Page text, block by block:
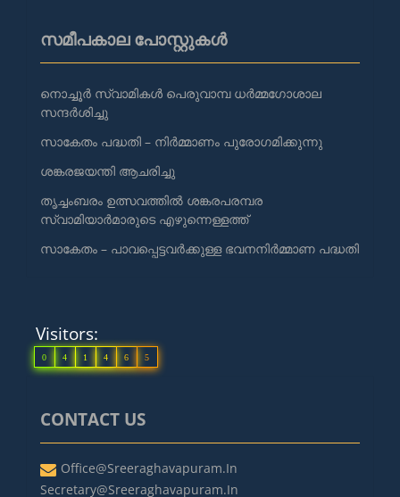
സമീപകാല പോസ്റ്റുകൾ
നൊച്ചൂർ സ്വാമികൾ പെരുവാമ്പ ധർമ്മഗോശാല
സന്ദർശിച്ചു
സാകേതം പദ്ധതി – നിർമ്മാണം പുരോഗമിക്കുന്നു
ശങ്കരജയന്തി ആചരിച്ചു
തൃച്ചംബരം ഉത്സവത്തിൽ ശങ്കരപരമ്പര
സ്വാമിയാർമാരുടെ എഴുന്നെള്ളത്ത്
സാകേതം – പാവപ്പെട്ടവർക്കുള്ള ഭവനനിർമ്മാണ പദ്ധതി
Visitors:
0 4 1 4 6 5
CONTACT US
Office@sreeraghavapuram.in
Secretary@sreeraghavapuram.in